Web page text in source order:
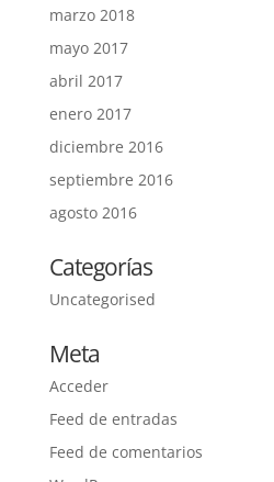
marzo 2018
mayo 2017
abril 2017
enero 2017
diciembre 2016
septiembre 2016
agosto 2016
Categorías
Uncategorised
Meta
Acceder
Feed de entradas
Feed de comentarios